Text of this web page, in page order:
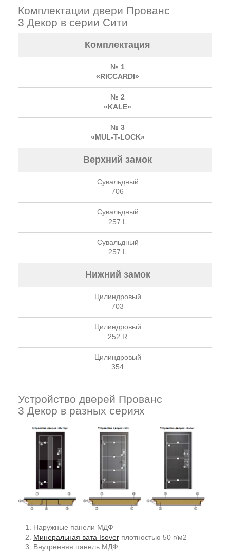
Комплектации двери Прованс
3 Декор в серии Сити
Комплектация
№ 1
«RICCARDI»
№ 2
«KALE»
№ 3
«MUL-T-LOCK»
Верхний замок
Сувальдный
706
Сувальдный
257 L
Сувальдный
257 L
Нижний замок
Цилиндровый
703
Цилиндровый
252 R
Цилиндровый
354
Устройство дверей Прованс
3 Декор в разных сериях
Наружные панели МДФ
Минеральная вата Isover плотностью 50 г/м2
Внутренняя панель МДФ